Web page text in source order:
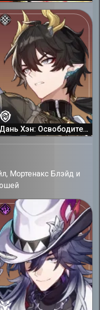
Дань Хэн: Освободитель Пустошей
Мортенакс Блэйд и